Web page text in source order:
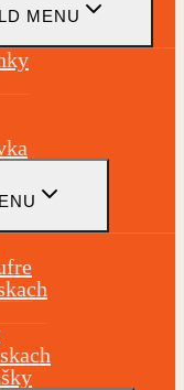
MENU